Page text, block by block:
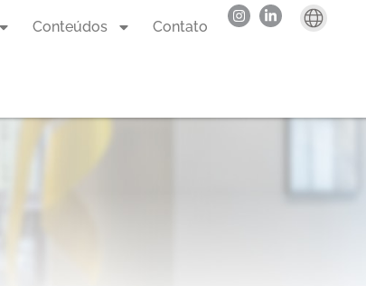
Conteúdos Contato